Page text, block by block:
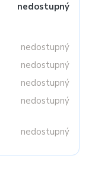
nedostupný
nedostupný
nedostupný
nedostupný
nedostupný
nedostupný